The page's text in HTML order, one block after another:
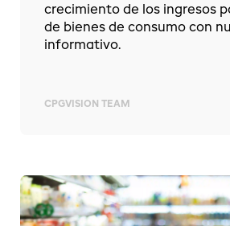
crecimiento de los ingresos
de bienes de consumo con
informativo.
CPGVISION TEAM